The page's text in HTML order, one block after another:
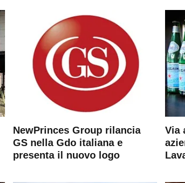
NewPrinces Group rilancia
GS nella Gdo italiana e
presenta il nuovo logo
Via